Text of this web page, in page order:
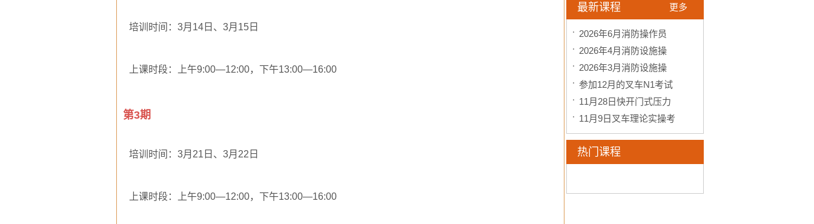
最新课程 更多
2026年6月消防操作员
2026年4月消防设施操
2026年3月消防设施操
参加12月的叉车N1考试
11月28日快开门式压力
11月9日叉车理论实操考
热门课程
培训时间：3月14日、3月15日
上课时段：上午9:00—12:00，下午13:00—16:00
第3期
培训时间：3月21日、3月22日
上课时段：上午9:00—12:00，下午13:00—16:00